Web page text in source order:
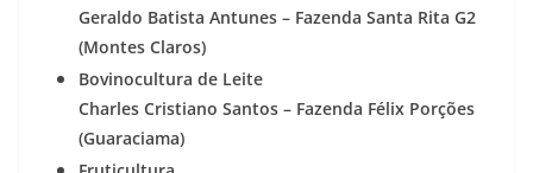
Geraldo Batista Antunes – Fazenda Santa Rita G2
(Montes Claros)
Bovinocultura de Leite
Charles Cristiano Santos – Fazenda Félix Porções
(Guaraciama)